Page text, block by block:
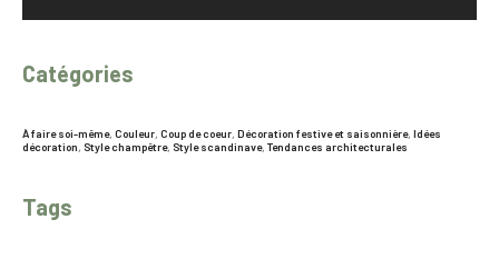
Catégories
À faire soi-même, Couleur, Coup de coeur, Décoration festive et saisonnière, Idées
décoration, Style champêtre, Style scandinave, Tendances architecturales
Tags